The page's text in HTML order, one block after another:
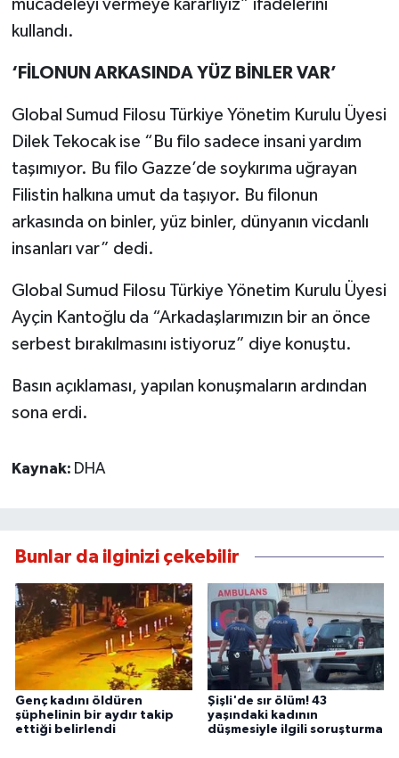
mücadeleyi vermeye kararlıyız” ifadelerini
kullandı.
‘FİLONUN ARKASINDA YÜZ BİNLER VAR’
Global Sumud Filosu Türkiye Yönetim Kurulu Üyesi
Dilek Tekocak ise “Bu filo sadece insani yardım
taşımıyor. Bu filo Gazze’de soykırıma uğrayan
Filistin halkına umut da taşıyor. Bu filonun
arkasında on binler, yüz binler, dünyanın vicdanlı
insanları var” dedi.
Global Sumud Filosu Türkiye Yönetim Kurulu Üyesi
Ayçin Kantoğlu da “Arkadaşlarımızın bir an önce
serbest bırakılmasını istiyoruz” diye konuştu.
Basın açıklaması, yapılan konuşmaların ardından
sona erdi.
Kaynak: DHA
Bunlar da ilginizi çekebilir
Genç kadını öldüren
şüphelinin bir aydır takip
ettiği belirlendi
Şişli'de sır ölüm! 43
yaşındaki kadının
düşmesiyle ilgili soruşturma